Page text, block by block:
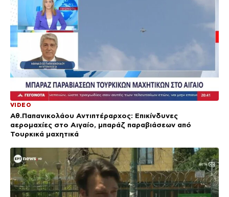
VIDEO
Αθ.Παπανικολάου Αντιπτέραρχος: Επικίνδυνες
αερομαχίες στο Αιγαίο, μπαράζ παραβιάσεων από
Τουρκικά μαχητικά